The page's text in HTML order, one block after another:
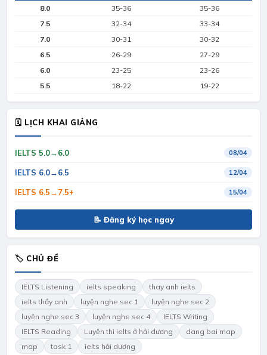
8.0 35-36
35-36
7.5
32-34
33-34
7.0
30-31
30-32
6.5
26-29
27-29
6.0
23-25
23-26
5.5
18-22 19-22
🗓 LỊCH KHAI GIẢNG
IELTS 5.0→6.0 08/04
IELTS 6.0→6.5 12/04
IELTS 6.5→7.5+ 15/04
📝 Đăng ký học ngay
🏷 CHỦ ĐỀ
IELTS Listening ielts speaking
thay anh ielts
ielts thầy anh
luyện nghe sec 1
luyện nghe sec 2
luyện nghe sec 3
luyện nghe sec 4
IELTS Writing
IELTS Reading
Luyện thi ielts ở hải dương
dang bai map
map
task 1 ielts hải dương